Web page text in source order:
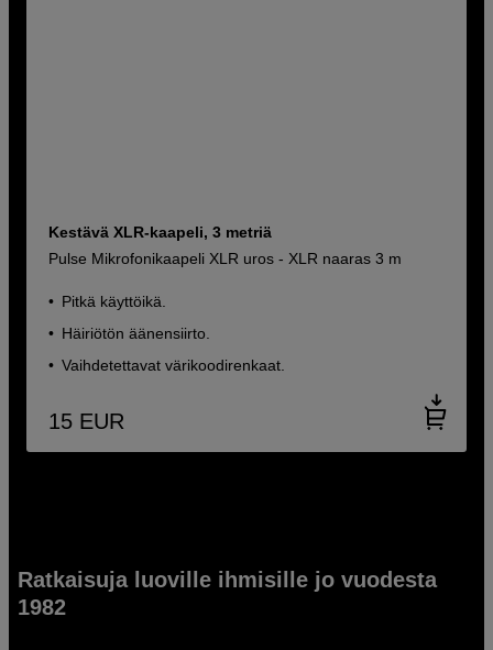
Kestävä XLR-kaapeli, 3 metriä
Pulse Mikrofonikaapeli XLR uros - XLR naaras 3 m
Pitkä käyttöikä.
Häiriötön äänensiirto.
Vaihdetettavat värikoodirenkaat.
15 EUR
Ratkaisuja luoville ihmisille jo vuodesta
1982